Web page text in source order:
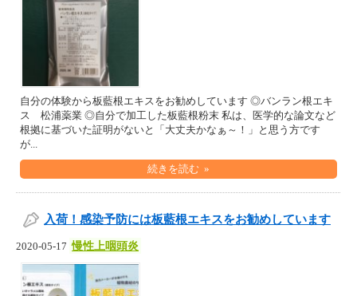
自分の体験から板藍根エキスをお勧めしています ◎バンラン根エキ
ス 松浦薬業 ◎自分で加工した板藍根粉末 私は、医学的な論文など
根拠に基づいた証明がないと「大丈夫かなぁ～！」と思う方です
が...
続きを読む »
入荷！感染予防には板藍根エキスをお勧めしています
2020-05-17 慢性上咽頭炎